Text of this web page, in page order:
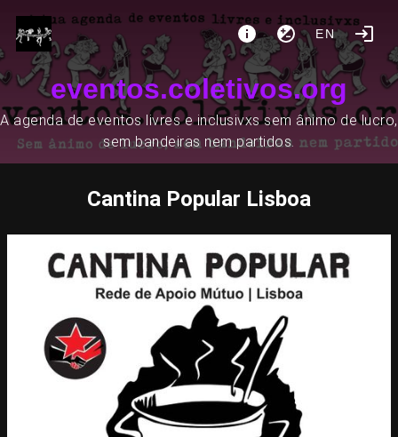
EN
eventos.coletivos.org
A agenda de eventos livres e inclusivxs sem ânimo de lucro,
sem bandeiras nem partidos.
Cantina Popular Lisboa